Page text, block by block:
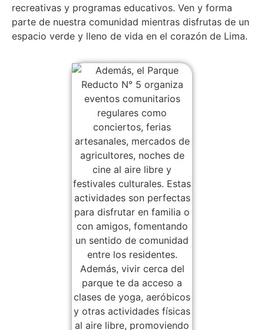
recreativas y programas educativos. Ven y forma
parte de nuestra comunidad mientras disfrutas de un
espacio verde y lleno de vida en el corazón de Lima.